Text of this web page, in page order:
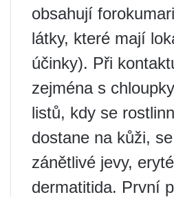
obsahují
látky, které mají
účinky). Při
zejména s
listů, kdy se
dostane na kůži,
zánětlivé jevy,
dermatitida. První